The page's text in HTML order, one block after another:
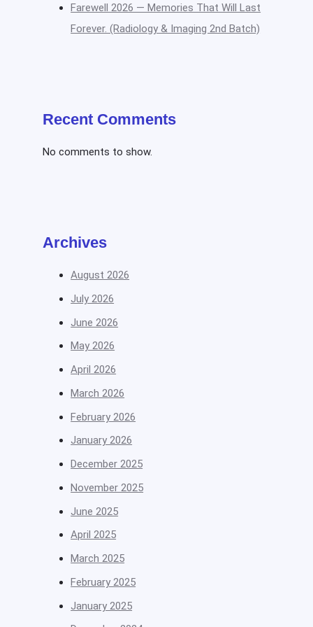
Farewell 2026 — Memories That Will Last
Forever. (Radiology & Imaging 2nd Batch)
Recent Comments
No comments to show.
Archives
August 2026
July 2026
June 2026
May 2026
April 2026
March 2026
February 2026
January 2026
December 2025
November 2025
June 2025
April 2025
March 2025
February 2025
January 2025